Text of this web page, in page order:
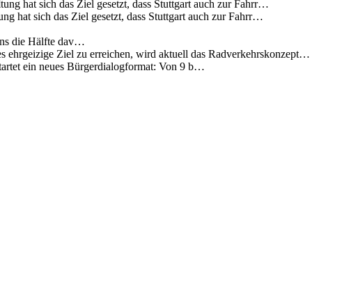
hat sich das Ziel gesetzt, dass Stuttgart auch zur Fahrr…
hat sich das Ziel gesetzt, dass Stuttgart auch zur Fahrr…
die Hälfte dav…
Ziel zu erreichen, wird aktuell das Radverkehrskonzept…
ein neues Bürgerdialogformat: Von 9 b…